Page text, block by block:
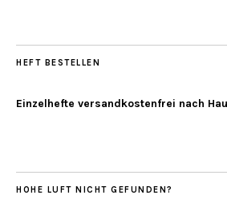
HEFT BESTELLEN
Einzelhefte versandkostenfrei nach
HOHE LUFT NICHT GEFUNDEN?